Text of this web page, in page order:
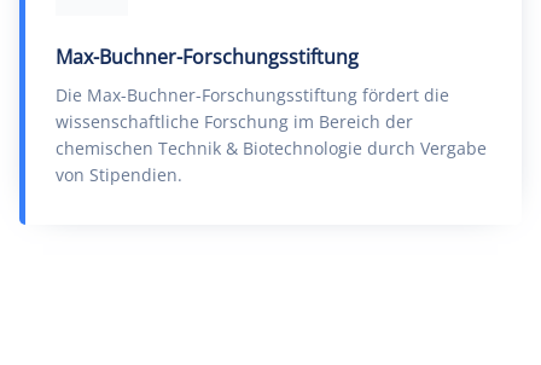
Max-Buchner-Forschungsstiftung
Die Max-Buchner-Forschungsstiftung fördert die
wissenschaftliche Forschung im Bereich der
chemischen Technik & Biotechnologie durch Vergabe
von Stipendien.